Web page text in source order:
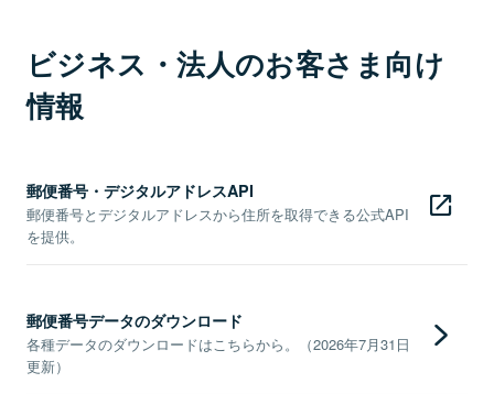
ビジネス・法人のお客さま向け
情報
郵便番号・デジタルアドレスAPI
郵便番号とデジタルアドレスから住所を取得できる公式API
を提供。
郵便番号データのダウンロード
各種データのダウンロードはこちらから。（2026年7月31日
更新）